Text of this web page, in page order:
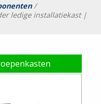
/
ledige installatiekast |